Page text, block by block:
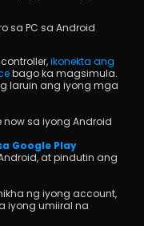
sa PC sa Android
ikonekta ang
bago ka magsimula.
laruin ang iyong mga
sa iyong Android
Google Play
at pindutin ang
ng iyong account,
iyong umiiral na